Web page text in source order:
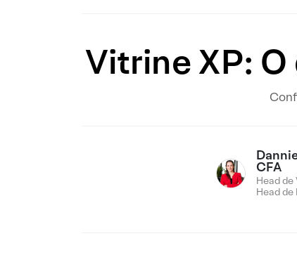
Vitrine XP:
CFA
Head de
Head de